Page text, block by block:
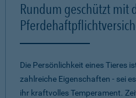
Rundum geschützt mit
Die Persönlichkeit eines Tieres
zahlreiche Eigenschaften - sei
ihr kraftvolles Temperament.